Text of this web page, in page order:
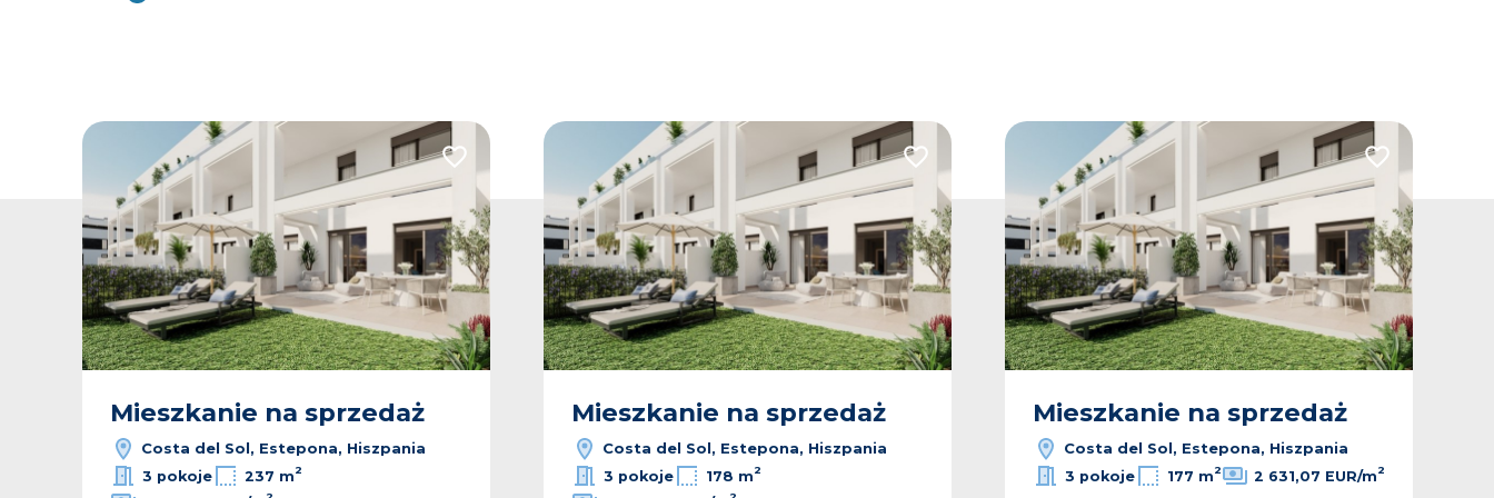
Dodaj do ulubionych
Mieszkanie na sprzedaż
Costa del Sol, Estepona, Hiszpania
3 pokoje 237 m2
Dodaj do ulubionych
Mieszkanie na sprzedaż
Costa del Sol, Estepona, Hiszpania
3 pokoje 178 m2
Dodaj do
Mieszkanie na sprzedaż
Costa del Sol, Estepona, Hiszpania
3 pokoje 177 m2 2 631,07 EUR/m2